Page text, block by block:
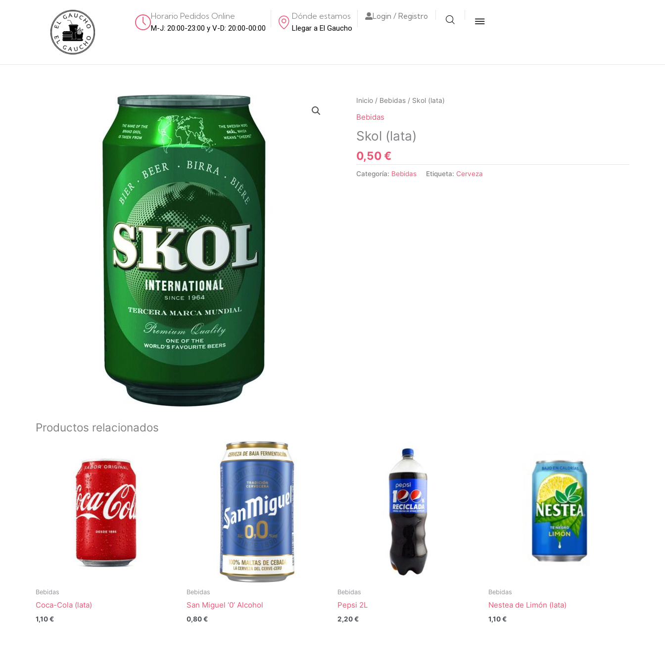
Horario Pedidos Online
M-J: 20:00-23:00 y V-D: 20:00-00:00
Dónde estamos
Llegar a El Gaucho
Login / Registro
Inicio / Bebidas / Skol (lata)
Bebidas
Skol (lata)
0,50€
Categoría: Bebidas Etiqueta: Cerveza
Productos relacionados
Bebidas
Coca-Cola (lata)
1,10€
Bebidas
San Miguel ‘0’ Alcohol
0,80€
Bebidas
Pepsi 2L
2,20€
Bebidas
Nestea de Limón (lata)
1,10€